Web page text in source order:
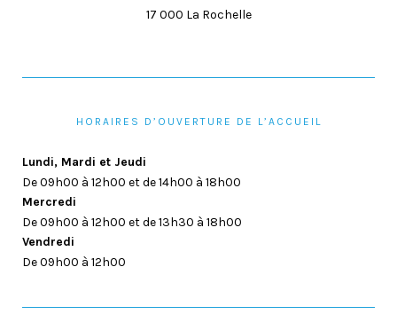
17 000 La Rochelle
HORAIRES D’OUVERTURE DE L’ACCUEIL
Lundi, Mardi et Jeudi
De 09h00 à 12h00 et de 14h00 à 18h00
Mercredi
De 09h00 à 12h00 et de 13h30 à 18h00
Vendredi
De 09h00 à 12h00